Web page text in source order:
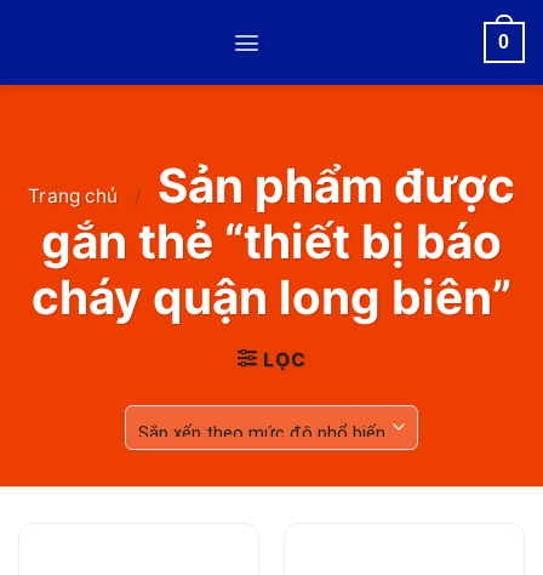
0
Trang chủ /
Sản phẩm được
gắn thẻ “thiết bị báo
cháy quận long biên”
LỌC